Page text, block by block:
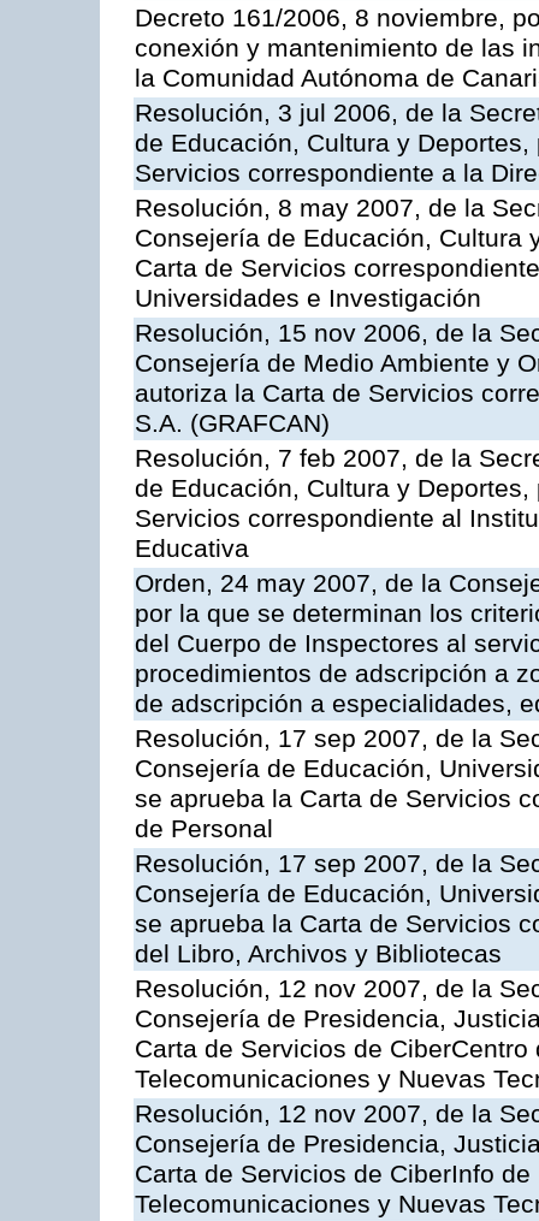
Decreto 161/2006, 8 noviembre,
conexión y mantenimiento de las
la Comunidad Autónoma de
Resolución, 3 jul 2006, de la
de Educación, Cultura y
Servicios correspondiente a la
Resolución, 8 may 2007, de la
Consejería de Educación, Cultura
Carta de Servicios
Universidades e Investigación
Resolución, 15 nov 2006, de la
Consejería de Medio Ambiente y
autoriza la Carta de Servicios
S.A. (GRAFCAN)
Resolución, 7 feb 2007, de la
de Educación, Cultura y
Servicios correspondiente al
Educativa
Orden, 24 may 2007, de la
por la que se determinan los
del Cuerpo de Inspectores al
procedimientos de adscripción a
de adscripción a especialidades,
Resolución, 17 sep 2007, de la
Consejería de Educación,
se aprueba la Carta de Servicios
de Personal
Resolución, 17 sep 2007, de la
Consejería de Educación,
se aprueba la Carta de Servicios
del Libro, Archivos y Bibliotecas
Resolución, 12 nov 2007, de la
Consejería de Presidencia,
Carta de Servicios de
Telecomunicaciones y Nuevas
Resolución, 12 nov 2007, de la
Consejería de Presidencia,
Carta de Servicios de CiberInfo
Telecomunicaciones y Nuevas